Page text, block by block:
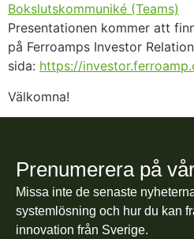
Bokslutskommuniké (Teams)
Presentationen kommer att
på Ferroamps Investor
sida: https://
Välkomna!
Prenumerera på
Missa inte de senaste
systemlösning och hur du kan
innovation från Sverige.